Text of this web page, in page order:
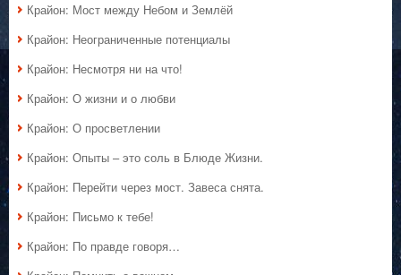
Крайон: Мост между Небом и Землёй
Крайон: Неограниченные потенциалы
Крайон: Несмотря ни на что!
Крайон: О жизни и о любви
Крайон: О просветлении
Крайон: Опыты – это соль в Блюде Жизни.
Крайон: Перейти через мост. Завеса снята.
Крайон: Письмо к тебе!
Крайон: По правде говоря…